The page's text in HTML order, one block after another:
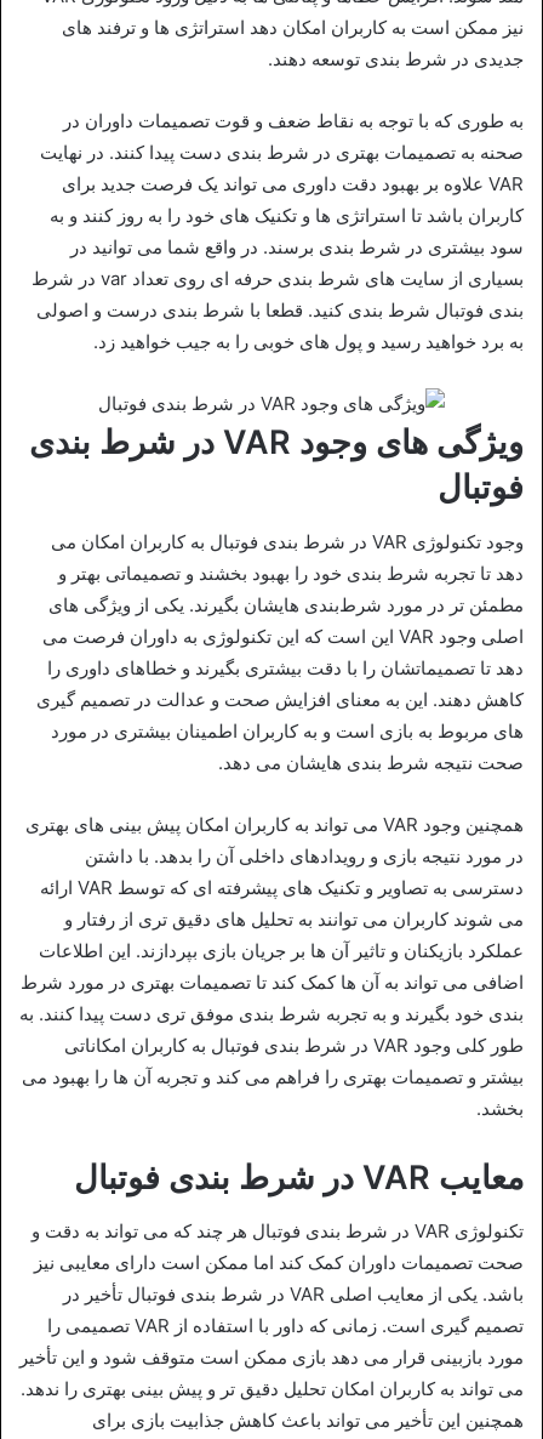
نیز ممکن است به کاربران امکان دهد استراتژی‌ ها و ترفند های
جدیدی در شرط‌ بندی توسعه دهند.
به طوری که با توجه به نقاط ضعف و قوت تصمیمات داوران در
صحنه به تصمیمات بهتری در شرط‌ بندی دست پیدا کنند. در نهایت
VAR علاوه بر بهبود دقت داوری می‌ تواند یک فرصت جدید برای
کاربران باشد تا استراتژی‌ ها و تکنیک‌ های خود را به‌ روز کنند و به
سود بیشتری در شرط‌ بندی برسند. در واقع شما می توانید در
بسیاری از سایت های شرط بندی حرفه ای روی تعداد var در شرط
بندی فوتبال شرط بندی کنید. قطعا با شرط بندی درست و اصولی
به برد خواهید رسید و پول های خوبی را به جیب خواهید زد.
ویژگی های وجود VAR در شرط بندی
فوتبال
وجود تکنولوژی VAR در شرط‌ بندی فوتبال به کاربران امکان می‌
دهد تا تجربه شرط‌ بندی خود را بهبود بخشند و تصمیماتی بهتر و
مطمئن‌ تر در مورد شرط‌بندی‌ هایشان بگیرند. یکی از ویژگی‌ های
اصلی وجود VAR این است که این تکنولوژی به داوران فرصت می‌
دهد تا تصمیماتشان را با دقت بیشتری بگیرند و خطاهای داوری را
کاهش دهند. این به معنای افزایش صحت و عدالت در تصمیم‌ گیری‌
های مربوط به بازی است و به کاربران اطمینان بیشتری در مورد
صحت نتیجه شرط‌ بندی‌ هایشان می‌ دهد.
همچنین وجود VAR می‌ تواند به کاربران امکان پیش‌ بینی‌ های بهتری
در مورد نتیجه بازی و رویدادهای داخلی آن را بدهد. با داشتن
دسترسی به تصاویر و تکنیک‌ های پیشرفته‌ ای که توسط VAR ارائه
می‌ شوند کاربران می‌ توانند به تحلیل‌ های دقیق‌ تری از رفتار و
عملکرد بازیکنان و تاثیر آن ها بر جریان بازی بپردازند. این اطلاعات
اضافی می‌ تواند به آن ها کمک کند تا تصمیمات بهتری در مورد شرط‌
بندی خود بگیرند و به تجربه‌ شرط‌ بندی موفق‌ تری دست پیدا کنند. به
طور کلی وجود VAR در شرط‌ بندی فوتبال به کاربران امکاناتی
بیشتر و تصمیمات بهتری را فراهم می‌ کند و تجربه‌ آن ها را بهبود می‌
بخشد.
معایب VAR در شرط بندی فوتبال
تکنولوژی VAR در شرط‌ بندی فوتبال هر چند که می‌ تواند به دقت و
صحت تصمیمات داوران کمک کند اما ممکن است دارای معایبی نیز
باشد. یکی از معایب اصلی VAR در شرط‌ بندی فوتبال تأخیر در
تصمیم‌ گیری است. زمانی که داور با استفاده از VAR تصمیمی را
مورد بازبینی قرار می‌ دهد بازی ممکن است متوقف شود و این تأخیر
می‌ تواند به کاربران امکان تحلیل دقیق‌ تر و پیش‌ بینی بهتری را ندهد.
همچنین این تأخیر می‌ تواند باعث کاهش جذابیت بازی برای